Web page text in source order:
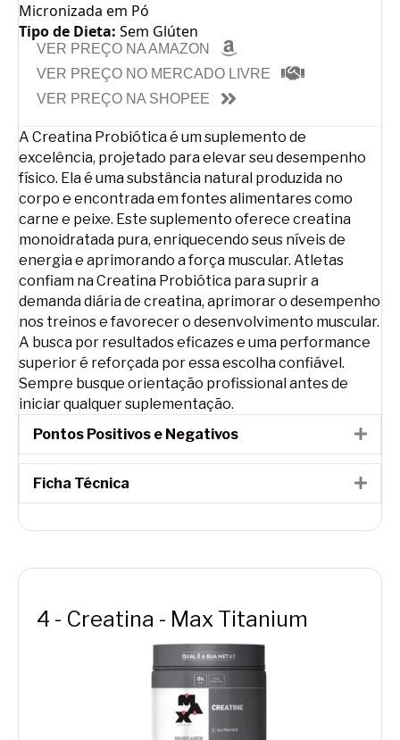
Micronizada em Pó
Tipo de Dieta: Sem Glúten
VER PREÇO NA AMAZON
VER PREÇO NO MERCADO LIVRE
VER PREÇO NA SHOPEE
A Creatina Probiótica é um suplemento de
excelência, projetado para elevar seu desempenho
físico. Ela é uma substância natural produzida no
corpo e encontrada em fontes alimentares como
carne e peixe. Este suplemento oferece creatina
monoidratada pura, enriquecendo seus níveis de
energia e aprimorando a força muscular. Atletas
confiam na Creatina Probiótica para suprir a
demanda diária de creatina, aprimorar o desempenho
nos treinos e favorecer o desenvolvimento muscular.
A busca por resultados eficazes e uma performance
superior é reforçada por essa escolha confiável.
Sempre busque orientação profissional antes de
iniciar qualquer suplementação.
Pontos Positivos e Negativos
Ficha Técnica
4 - Creatina - Max Titanium